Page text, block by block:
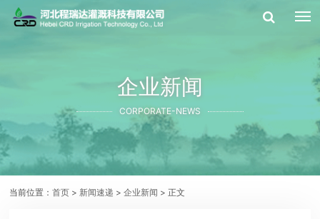
企业新闻
CORPORATE-NEWS
当前位置：首页 > 新闻速递 >企业新闻 > 正文